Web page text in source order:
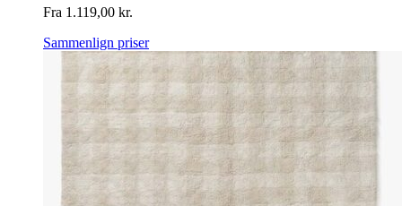
Fra 1.119,00 kr.
Sammenlign priser